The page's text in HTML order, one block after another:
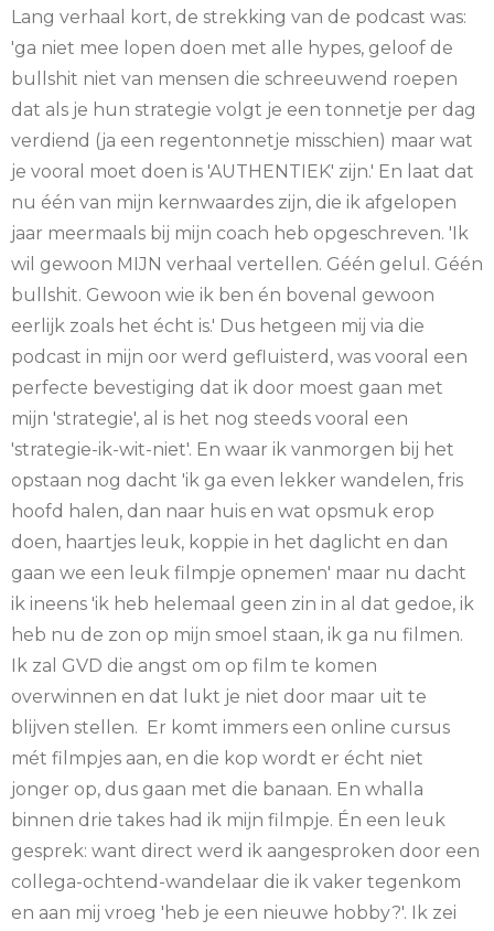
Lang verhaal kort, de strekking van de podcast was:
'ga niet mee lopen doen met alle hypes, geloof de
bullshit niet van mensen die schreeuwend roepen
dat als je hun strategie volgt je een tonnetje per dag
verdiend (ja een regentonnetje misschien) maar wat
je vooral moet doen is 'AUTHENTIEK' zijn.' En laat dat
nu één van mijn kernwaardes zijn, die ik afgelopen
jaar meermaals bij mijn coach heb opgeschreven. 'Ik
wil gewoon MIJN verhaal vertellen. Géén gelul. Géén
bullshit. Gewoon wie ik ben én bovenal gewoon
eerlijk zoals het écht is.' Dus hetgeen mij via die
podcast in mijn oor werd gefluisterd, was vooral een
perfecte bevestiging dat ik door moest gaan met
mijn 'strategie', al is het nog steeds vooral een
'strategie-ik-wit-niet'. En waar ik vanmorgen bij het
opstaan nog dacht 'ik ga even lekker wandelen, fris
hoofd halen, dan naar huis en wat opsmuk erop
doen, haartjes leuk, koppie in het daglicht en dan
gaan we een leuk filmpje opnemen' maar nu dacht
ik ineens 'ik heb helemaal geen zin in al dat gedoe, ik
heb nu de zon op mijn smoel staan, ik ga nu filmen.
Ik zal GVD die angst om op film te komen
overwinnen en dat lukt je niet door maar uit te
blijven stellen. Er komt immers een online cursus
mét filmpjes aan, en die kop wordt er écht niet
jonger op, dus gaan met die banaan. En whalla
binnen drie takes had ik mijn filmpje. Én een leuk
gesprek: want direct werd ik aangesproken door een
collega-ochtend-wandelaar die ik vaker tegenkom
en aan mij vroeg 'heb je een nieuwe hobby?'. Ik zei